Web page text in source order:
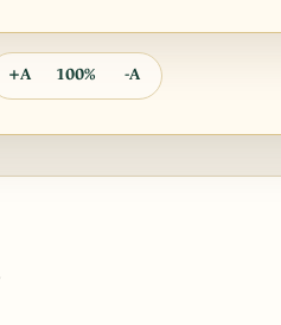
A-
100%
A+